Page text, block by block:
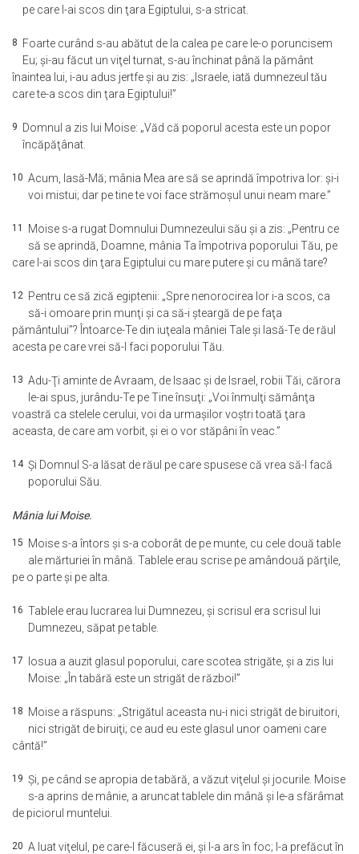
pe care l-ai scos din ţara Egiptului, s-a stricat.
8 Foarte curând s-au abătut de la calea pe care le-o poruncisem
Eu; şi-au făcut un viţel turnat, s-au închinat până la pământ
înaintea lui, i-au adus jertfe şi au zis: „Israele, iată dumnezeul tău
care te-a scos din ţara Egiptului!”
9 Domnul a zis lui Moise: „Văd că poporul acesta este un popor
încăpăţânat.
10 Acum, lasă-Mă; mânia Mea are să se aprindă împotriva lor: şi-i
voi mistui; dar pe tine te voi face strămoşul unui neam mare.”
11 Moise s-a rugat Domnului Dumnezeului său şi a zis: „Pentru ce
să se aprindă, Doamne, mânia Ta împotriva poporului Tău, pe
care l-ai scos din ţara Egiptului cu mare putere şi cu mână tare?
12 Pentru ce să zică egiptenii: „Spre nenorocirea lor i-a scos, ca
să-i omoare prin munţi şi ca să-i şteargă de pe faţa
pământului”? Întoarce-Te din iuţeala mâniei Tale şi lasă-Te de răul
acesta pe care vrei să-l faci poporului Tău.
13 Adu-Ţi aminte de Avraam, de Isaac şi de Israel, robii Tăi, cărora
le-ai spus, jurându-Te pe Tine însuţi: „Voi înmulţi sămânţa
voastră ca stelele cerului, voi da urmaşilor voştri toată ţara
aceasta, de care am vorbit, şi ei o vor stăpâni în veac.”
14 Şi Domnul S-a lăsat de răul pe care spusese că vrea să-l facă
poporului Său.
Mânia lui Moise.
15 Moise s-a întors şi s-a coborât de pe munte, cu cele două table
ale mărturiei în mână. Tablele erau scrise pe amândouă părţile,
pe o parte şi pe alta.
16 Tablele erau lucrarea lui Dumnezeu, şi scrisul era scrisul lui
Dumnezeu, săpat pe table.
17
Iosua a auzit glasul poporului, care scotea strigăte, şi a zis lui
Moise: „În tabără este un strigăt de război!”
18 Moise a răspuns: „Strigătul aceasta nu-i nici strigăt de biruitori,
nici strigăt de biruiţi; ce aud eu este glasul unor oameni care
cântă!”
19 Şi, pe când se apropia de tabără, a văzut viţelul şi jocurile. Moise
s-a aprins de mânie, a aruncat tablele din mână şi le-a sfărâmat
de piciorul muntelui.
20 A luat viţelul, pe care-l făcuseră ei, şi l-a ars în foc; l-a prefăcut în